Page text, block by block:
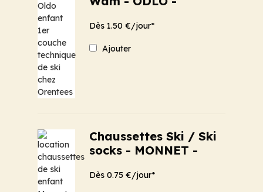
Dès 1.50 €/jour*
Ajouter
Chaussettes Ski / Ski
socks - MONNET -
Dès 0.75 €/jour*